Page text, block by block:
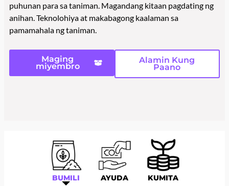
puhunan para sa taniman. Magandang kitaan pagdating ng
anihan. Teknolohiya at makabagong kaalaman sa
pamamahala ng taniman.
Maging
miyembro
Alamin Kung
Paano
BUMILI AYUDA KUMITA